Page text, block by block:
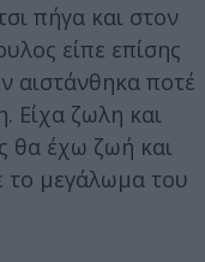
πήγα και στον
είπε επίσης
αιστάνθηκα ποτέ
Είχα ζωλη και
θα έχω ζωή και
το μεγάλωμα του